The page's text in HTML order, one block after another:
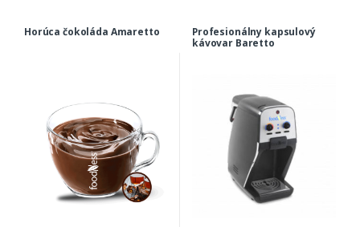
Horúca čokoláda Amaretto
Profesionálny kapsulový
kávovar Baretto